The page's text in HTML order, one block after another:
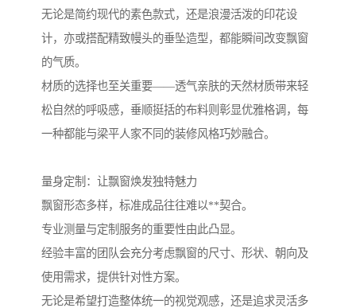
无论是简约现代的素色款式，还是浪漫活泼的印花设
计，亦或搭配精致幔头的垂坠造型，都能瞬间改变飘窗
的气质。
材质的选择也至关重要——透气亲肤的天然材质带来轻
松自然的呼吸感，垂顺挺括的布料则彰显优雅格调，每
一种都能与梁平人家不同的装修风格巧妙融合。
量身定制：让飘窗焕发独特魅力
飘窗形态多样，标准成品往往难以**契合。
专业测量与定制服务的重要性由此凸显。
经验丰富的团队会充分考虑飘窗的尺寸、形状、朝向及
使用需求，提供针对性方案。
无论是希望打造整体统一的视觉观感，还是追求灵活多